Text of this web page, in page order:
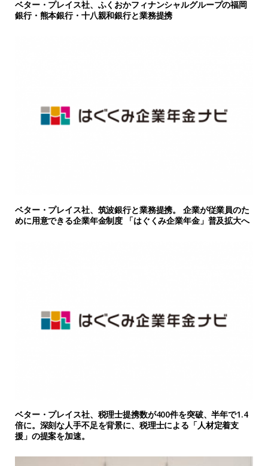
ベター・プレイス社、ふくおかフィナンシャルグループの福岡
銀行・熊本銀行・十八親和銀行と業務提携
ベター・プレイス社、筑波銀行と業務提携。 企業が従業員のた
めに用意できる企業年金制度 「はぐくみ企業年金」普及拡大へ
ベター・プレイス社、税理士提携数が400件を突破、半年で1.4
倍に。深刻な人手不足を背景に、税理士による「人材定着支
援」の提案を加速。